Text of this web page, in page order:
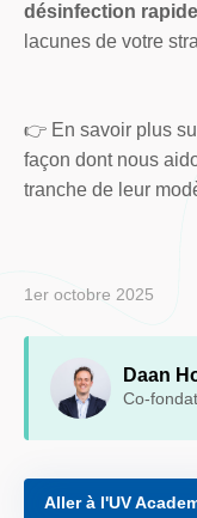
désinfection
lacunes de votre
👉 En savoir plus
façon dont nous
tranche de leur
1er octobre 2025
Daan
Co-
Aller à l'UV